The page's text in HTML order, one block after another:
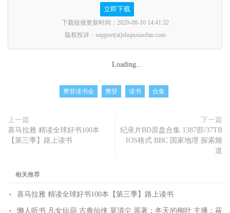
立即下载
下载链接更新时间：2020-08-10 14:41:32
版权投诉：support(at)shujuxiaofan.com
Loading...
樊登读书会 樊登 读书 合集
上一篇
喜马拉雅 精读全球好书100本
【第三季】路上读书
下一篇
纪录片BD原盘合集 1387部/37TB
IOS格式 BBC 国家地理 探索频
道
相关推荐
喜马拉雅 精读全球好书100本【第三季】路上读书
懒人听书 凡女仙葫 古典仙侠 莫清尘 原著：冬天的柳叶 主播：莜